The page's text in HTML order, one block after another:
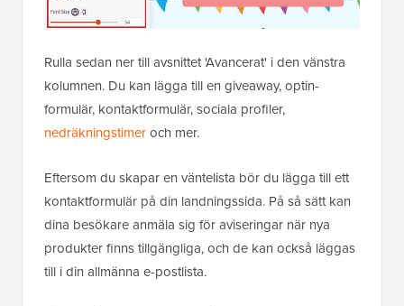
Rulla sedan ner till avsnittet 'Avancerat' i den vänstra
kolumnen. Du kan lägga till en giveaway, optin-
formulär, kontaktformulär, sociala profiler,
nedräkningstimeroch mer.
Eftersom du skapar en väntelista bör du lägga till ett
kontaktformulär på din landningssida. På så sätt kan
dina besökare anmäla sig för aviseringar när nya
produkter finns tillgängliga, och de kan också läggas
till i din allmänna e-postlista.